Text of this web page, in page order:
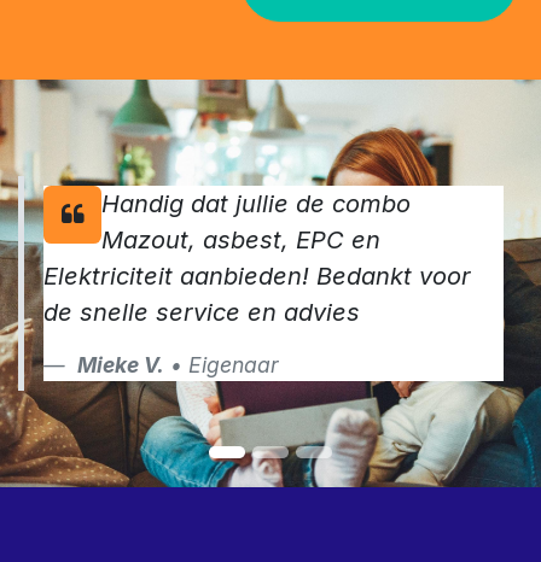
Handig dat jullie de combo
Mazout, asbest, EPC en
Elektriciteit aanbieden! Bedankt voor
de snelle service en advies
Mieke V. • Eigenaar